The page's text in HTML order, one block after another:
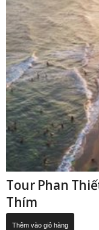
Tour Phan
Thím
Thêm vào giỏ hàng